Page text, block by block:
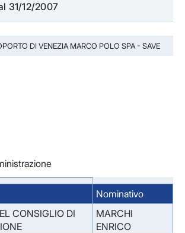
31/12/2007
DI VENEZIA MARCO POLO SPA - SAVE
Nominativo
CONSIGLIO DI
MARCHI
ENRICO